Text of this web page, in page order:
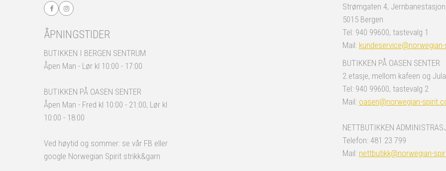
ÅPNINGSTIDER
BUTIKKEN I BERGEN SENTRUM
Åpen Man - Lør kl 10:00 - 17:00
BUTIKKEN PÅ OASEN SENTER
Åpen Man - Fred kl 10:00 - 21:00, Lør kl
10:00 - 18:00
Ved høytid og sommer: se vår FB eller
google Norwegian Spirit strikk&garn
Strømgaten 4,
5015 Bergen
Tel: 940 99600, tastevalg 1
Mail:
BUTIKKEN PÅ OASEN SENTER
2.etasje, mellom kafeen og Jula
Tel: 940 99600, tastevalg 2
Mail: oasen@norwegian-
NETTBUTIKKEN
Telefon: 481 23 799
Mail: nettbutikk@norwegian-